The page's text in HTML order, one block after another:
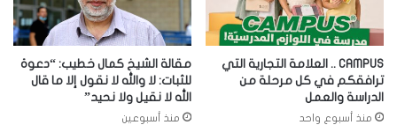
CAMPUS .. العلامة التجارية التي
ترافقكم في كل مرحلة من
الدراسة والعمل
منذ أسبوع واحد
مقالة الشيخ كمال خطيب: “دعوة
للثبات: لا والله لا نقول إلا ما قال
الله لا نقيل ولا نحيد”
منذ أسبوعين